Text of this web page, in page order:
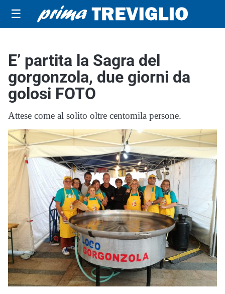
☰
E’ partita la Sagra del
gorgonzola, due giorni da
golosi FOTO
Attese come al solito oltre centomila persone.